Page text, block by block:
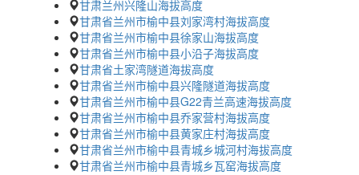
甘肃兰州兴隆山海拔高度
甘肃省兰州市榆中县刘家湾村海拔高度
甘肃省兰州市榆中县徐家山海拔高度
甘肃省兰州市榆中县小沿子海拔高度
甘肃省土家湾隧道海拔高度
甘肃省兰州市榆中县兴隆隧道海拔高度
甘肃省兰州市榆中县G22青兰高速海拔高度
甘肃省兰州市榆中县乔家营村海拔高度
甘肃省兰州市榆中县黄家庄村海拔高度
甘肃省兰州市榆中县青城乡城河村海拔高度
甘肃省兰州市榆中县青城乡瓦窑海拔高度